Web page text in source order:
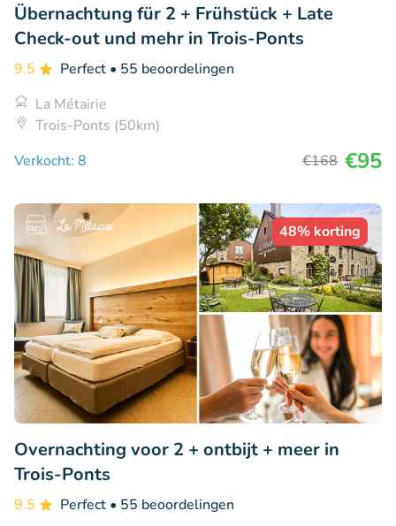
Übernachtung für 2 + Frühstück + Late
Check-out und mehr in Trois-Ponts
9.5 Perfect • 55 beoordelingen
La Métairie
Trois-Ponts (50km)
Verkocht: 8
€168 €95
48% korting
Overnachting voor 2 + ontbijt + meer in
Trois-Ponts
9.5 Perfect • 55 beoordelingen